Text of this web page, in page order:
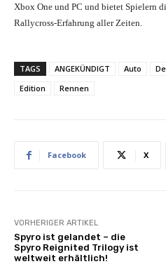
Xbox One und PC und bietet Spielern
Rallycross-Erfahrung aller Zeiten.
TAGS ANGEKÜNDIGT Auto
Edition
Rennen
Facebook X
VORHERIGER ARTIKEL
Spyro ist gelandet – die
Spyro Reignited Trilogy ist
weltweit erhältlich!